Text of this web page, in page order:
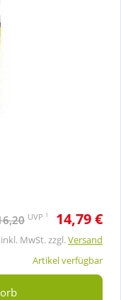
UVP 1 14,79 €
MwSt. zzgl.Versand
Artikel verfügbar